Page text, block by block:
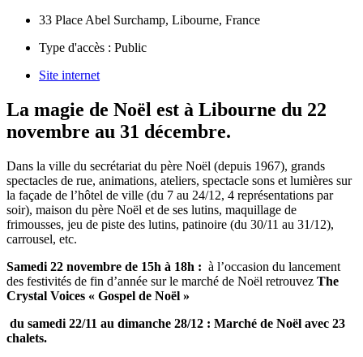
33 Place Abel Surchamp, Libourne, France
Type d'accès : Public
Site internet
La magie de Noël est à Libourne du 22
novembre au 31 décembre.
Dans la ville du secrétariat du père Noël (depuis 1967), grands
spectacles de rue, animations, ateliers, spectacle sons et lumières sur
la façade de l’hôtel de ville (du 7 au 24/12, 4 représentations par
soir), maison du père Noël et de ses lutins, maquillage de
frimousses, jeu de piste des lutins, patinoire (du 30/11 au 31/12),
carrousel, etc.
Samedi 22 novembre de 15h à 18h : à l’occasion du lancement
des festivités de fin d’année sur le marché de Noël retrouvez The
Crystal Voices « Gospel de Noël »
du samedi 22/11 au dimanche 28/12 : Marché de Noël avec 23
chalets.